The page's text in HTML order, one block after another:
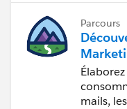
Parcours
ment
mails,